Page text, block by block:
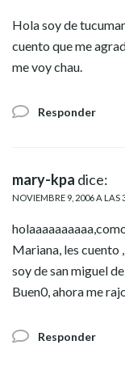
Hola soy de
cuento que me
me voy chau.
Responder
mary-kpa dice:
NOVIEMBRE 9, 2006 A LAS
Mariana, les cuento
soy de san miguel
Buen0, ahora me
Responder